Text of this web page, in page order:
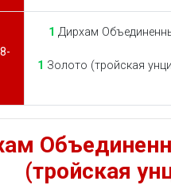
1 Дирхам
1 Золото (тройская
(тройская